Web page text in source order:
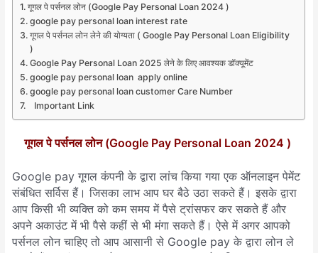
गूगल पे पर्सनल लोन (Google Pay Personal Loan 2024 )
google pay personal loan interest rate
गूगल पे पर्सनल लोन लेने की योग्यता ( Google Pay Personal Loan Eligibility
)
Google Pay Personal Loan 2025 लेने के लिए आवश्यक डॉक्यूमेंट
google pay personal loan apply online
google pay personal loan customer Care Number
Important Link
गूगल पे पर्सनल लोन (Google Pay Personal Loan 2024 )
Google pay गूगल कंपनी के द्वारा लांच किया गया एक ऑनलाइन पेमेंट
संबंधित सर्विस हैं। जिसका लाभ आप घर बैठे उठा सकते हैं। इसके द्वारा
आप किसी भी व्यक्ति को कम समय में पैसे ट्रांसफर कर सकते हैं और
अपने अकाउंट में भी पैसे कहीं से भी मंगा सकते हैं। ऐसे में अगर आपको
पर्सनल लोन चाहिए तो आप आसानी से Google pay के द्वारा लोन ले